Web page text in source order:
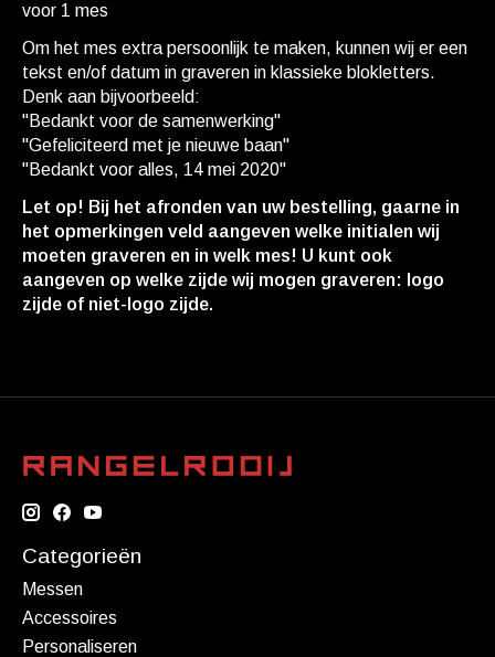
voor 1 mes
Om het mes extra persoonlijk te maken, kunnen wij er een
tekst en/of datum in graveren in klassieke blokletters.
Denk aan bijvoorbeeld:
''Bedankt voor de samenwerking"
''Gefeliciteerd met je nieuwe baan''
''Bedankt voor alles, 14 mei 2020''
Let op! Bij het afronden van uw bestelling, gaarne in
het opmerkingen veld aangeven welke initialen wij
moeten graveren en in welk mes! U kunt ook
aangeven op welke zijde wij mogen graveren: logo
zijde of niet-logo zijde.
Categorieën
Messen
Accessoires
Personaliseren